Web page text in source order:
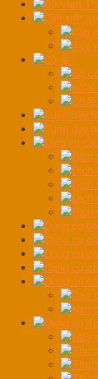
Bộ Vam
Cần xiết
Cần
Tay
Cờ lê
Bộ
cờ lê
Cờ
Cuộn dây
Cuộn dây
Dịch vụ
Dịch
Dịch
Dịch
Dịch
Dịch
Dụng cụ
Dụng cụ
Dụng cụ
Dụng cụ
Dụng cụ
Dao
Kìm
Dụng cụ đo
Máy